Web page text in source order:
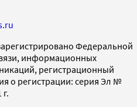
Федеральной
информационных
регистрационный
о регистрации: серия Эл №